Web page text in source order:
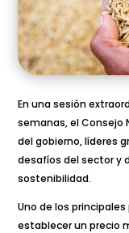
En una sesión
semanas, el Consejo
del gobierno, líderes
desafíos del sector y
sostenibilidad.
Uno de los
establecer un precio